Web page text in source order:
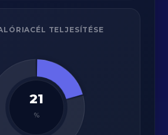
TELJESÍTÉSE
21
%